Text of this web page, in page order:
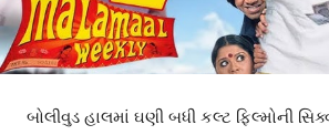
બોલીવુડ હાલમાં ઘણી બધી કલ્ટ ફિલ્મોની